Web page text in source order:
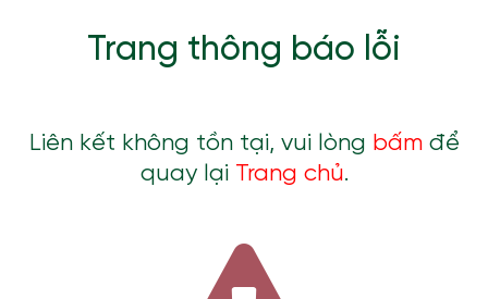
Trang thông báo lỗi
Liên kết không tồn tại, vui lòng bấmđể
quay lại Trang chủ.